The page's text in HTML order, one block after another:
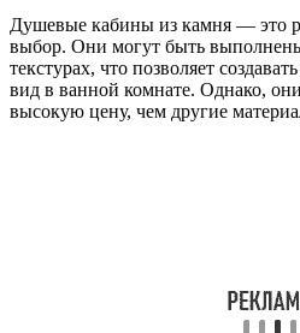
Душевые кабины из камня — это
выбор. Они могут быть
текстурах, что позволяет
вид в ванной комнате. Однако,
высокую цену, чем другие